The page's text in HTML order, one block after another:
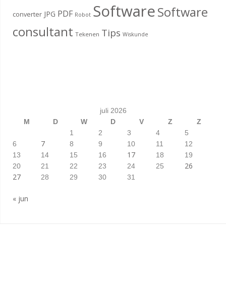
converter JPG PDF Robot SoftwareSoftware
consultant Tekenen Tips Wiskunde
juli 2026
M
D W D V Z
Z
1
2 3 4
5
6
7 8 9 10 11
12
13
14 15 16 17 18
19
20
21 22 23 24 25
26
27
28 29 30 31
« jun